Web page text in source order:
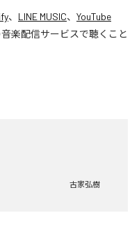
、 LINE MUSIC、 YouTube
楽配信サービスで聴くこと
古家弘樹